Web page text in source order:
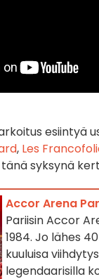
esiintyä
, Les
syksynä
Accor Arena
Pariisin Accor
1984. Jo lähes
kuuluisa
legendaarisilla